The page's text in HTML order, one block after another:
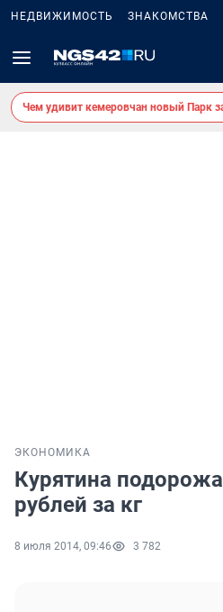
НЕДВИЖИМОСТЬ ЗНАКОМСТВА
Чем удивит кемеровчан новый Парк
ЭКОНОМИКА
Курятина
рублей за кг
8 июля 2014, 09:46 3 782